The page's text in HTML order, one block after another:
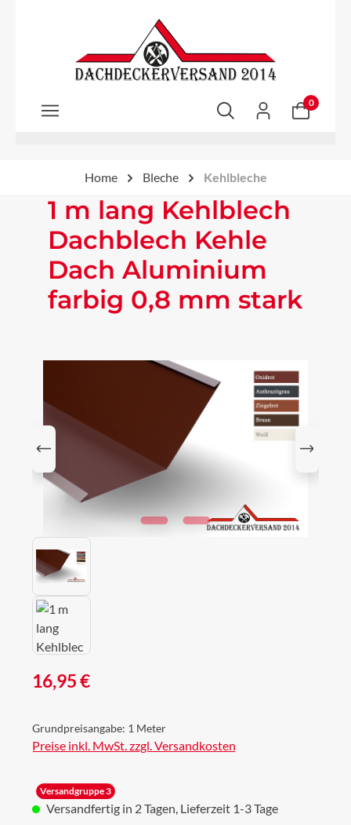
Zum Hauptinhalt springen
0
Home Bleche Kehlbleche
1 m lang Kehlblech
Dachblech Kehle
Dach Aluminium
farbig 0,8 mm stark
Bildergalerie überspringen
Regulärer Preis:
16,95 €
Grundpreisangabe: 1 Meter
Preise inkl. MwSt. zzgl. Versandkosten
Versandgruppe 3
Versandfertig in 2 Tagen, Lieferzeit 1-3 Tage